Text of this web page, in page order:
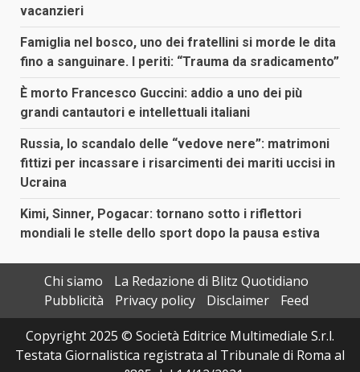
vacanzieri
Famiglia nel bosco, uno dei fratellini si morde le dita
fino a sanguinare. I periti: “Trauma da sradicamento”
È morto Francesco Guccini: addio a uno dei più
grandi cantautori e intellettuali italiani
Russia, lo scandalo delle “vedove nere”: matrimoni
fittizi per incassare i risarcimenti dei mariti uccisi in
Ucraina
Kimi, Sinner, Pogacar: tornano sotto i riflettori
mondiali le stelle dello sport dopo la pausa estiva
Chi siamo
La Redazione di Blitz Quotidiano
Pubblicità
Privacy policy Disclaimer
Feed
Copyright 2025 © Società Editrice Multimediale S.r.l.
Testata Giornalistica registrata al Tribunale di Roma al